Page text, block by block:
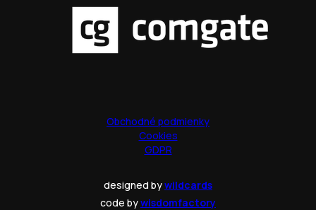
Obchodné podmienky
Cookies
GDPR
designed bywildcards
code bywisdomfactory